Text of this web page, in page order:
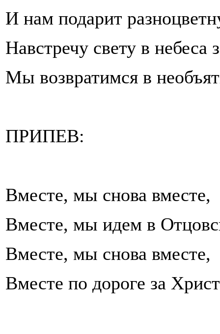
И нам подарит
Навстречу свету в небеса
Мы возвратимся в
ПРИПЕВ:
Вместе, мы снова вместе,
Вместе, мы идем в
Вместе, мы снова вместе,
Вместе по дороге за